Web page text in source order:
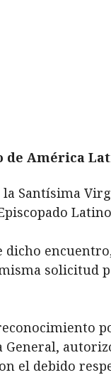
de América
la Santísima
solicitud
el debido